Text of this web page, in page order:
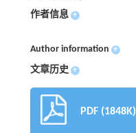
作者信息 +
Author information +
文章历史 +
PDF (1848K)